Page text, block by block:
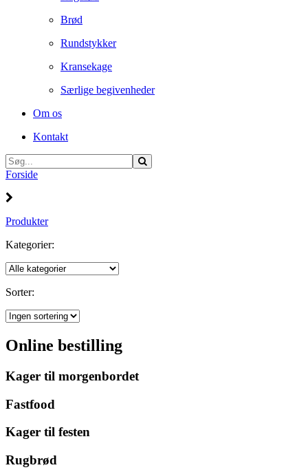
Brød
Rundstykker
Kransekage
Særlige begivenheder
Om os
Kontakt
Forside
Produkter
Kategorier:
Sorter:
Online bestilling
Kager til morgenbordet
Fastfood
Kager til festen
Rugbrød